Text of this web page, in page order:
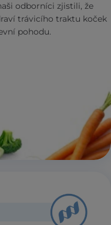
odborníci zjistili, že
trávicího traktu koček
pohodu.